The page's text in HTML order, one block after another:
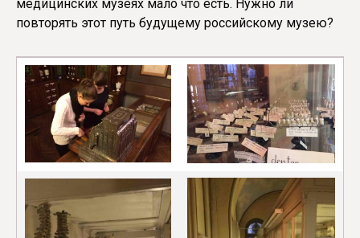
медицинских музеях мало что есть. Нужно ли
повторять этот путь будущему российскому музею?